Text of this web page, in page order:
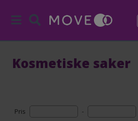
Kosmetiske saker
Pris -